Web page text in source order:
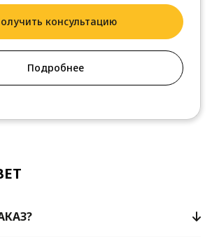
консультацию
Подробнее